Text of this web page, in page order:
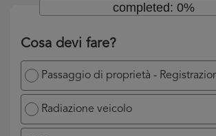
Cosa devi fare?
Passaggio di proprietà -
Radiazione veicolo
completed: 0%